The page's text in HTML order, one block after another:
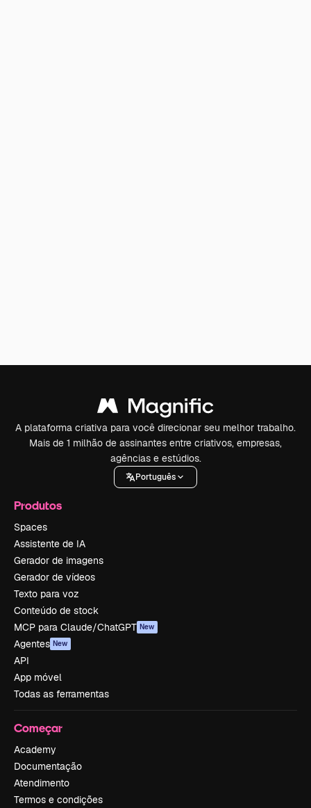
A plataforma criativa para você direcionar seu melhor trabalho.
Mais de 1 milhão de assinantes entre criativos, empresas,
agências e estúdios.
Português
Produtos
Spaces
Assistente de IA
Gerador de imagens
Gerador de vídeos
Texto para voz
Conteúdo de stock
MCP para Claude/ChatGPT New
Agentes New
API
App móvel
Todas as ferramentas
Começar
Academy
Documentação
Atendimento
Termos e condições